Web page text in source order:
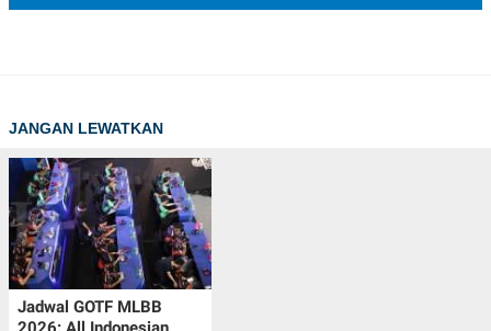
JANGAN LEWATKAN
Jadwal GOTF MLBB